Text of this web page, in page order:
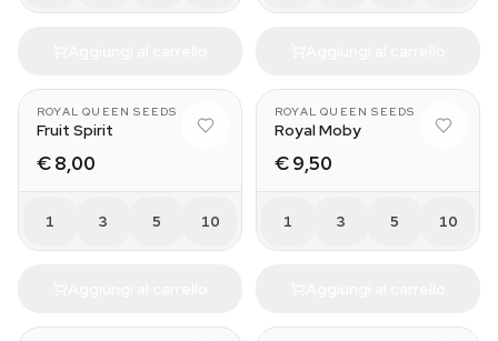
ROYAL QUEEN SEEDS
Fruit Spirit
€ 8,00
1 3 5 10
ROYAL QUEEN SEEDS
Royal Moby
€ 9,50
1 3 5 10